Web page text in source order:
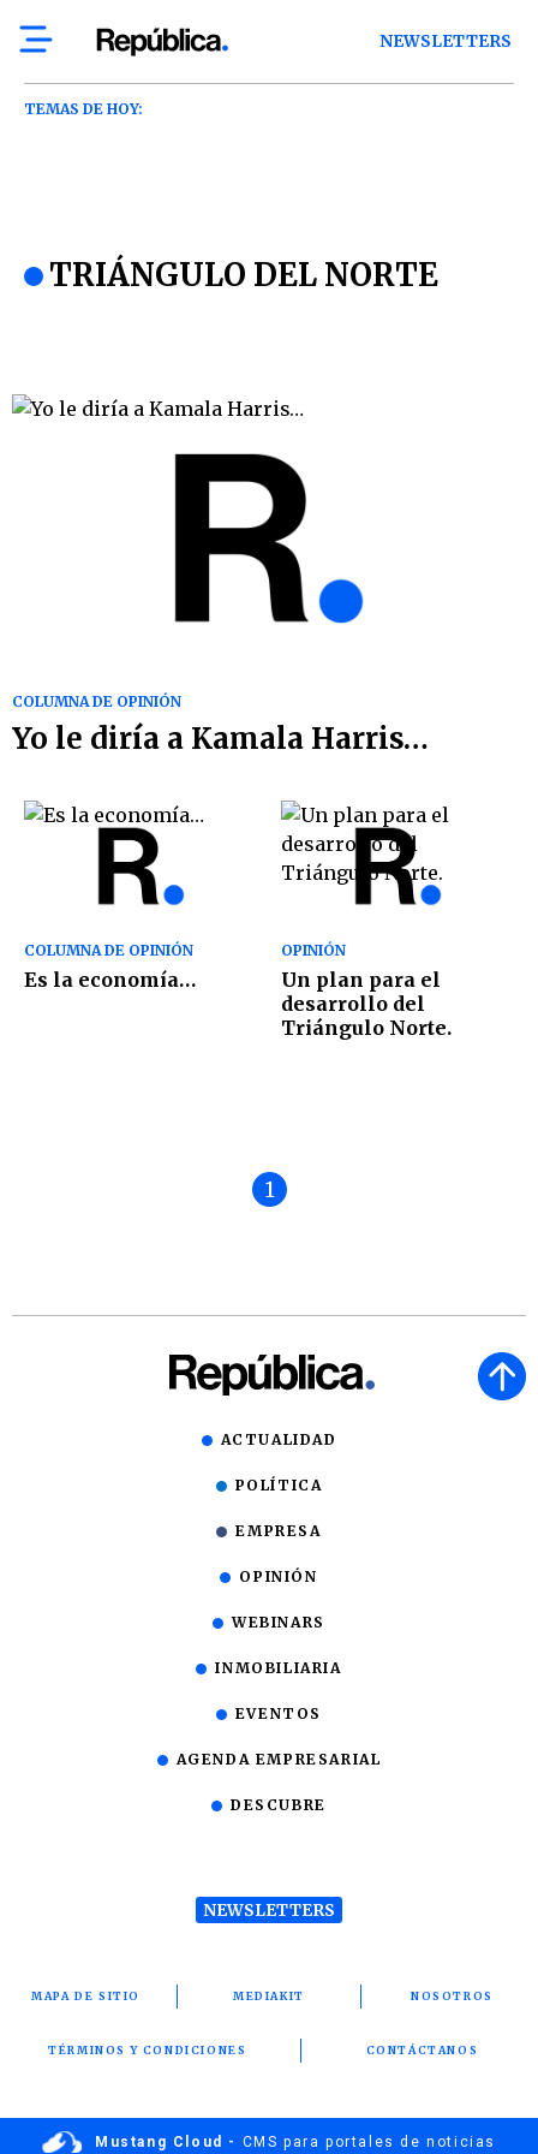
NEWSLETTERS
TEMAS DE HOY:
TRIÁNGULO DEL NORTE
COLUMNA DE OPINIÓN
Yo le diría a Kamala Harris…
COLUMNA DE OPINIÓN
Es la economía…
OPINIÓN
Un plan para el
desarrollo del
Triángulo Norte.
1
ACTUALIDAD
POLÍTICA
EMPRESA
OPINIÓN
WEBINARS
INMOBILIARIA
EVENTOS
AGENDA EMPRESARIAL
DESCUBRE
NEWSLETTERS
MAPA DE SITIO MEDIAKIT NOSOTROS
TÉRMINOS Y CONDICIONES CONTÁCTANOS
Mustang Cloud - CMS para portales de noticias